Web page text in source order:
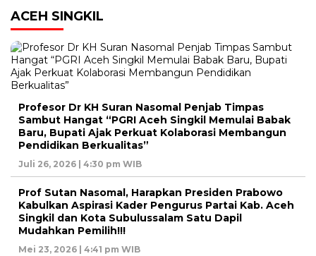
ACEH SINGKIL
Profesor Dr KH Suran Nasomal Penjab Timpas
Sambut Hangat “PGRI Aceh Singkil Memulai Babak
Baru, Bupati Ajak Perkuat Kolaborasi Membangun
Pendidikan Berkualitas”
Juli 26, 2026 | 4:30 pm WIB
Prof Sutan Nasomal, Harapkan Presiden Prabowo
Kabulkan Aspirasi Kader Pengurus Partai Kab. Aceh
Singkil dan Kota Subulussalam Satu Dapil
Mudahkan Pemilih!!!
Mei 23, 2026 | 4:41 pm WIB